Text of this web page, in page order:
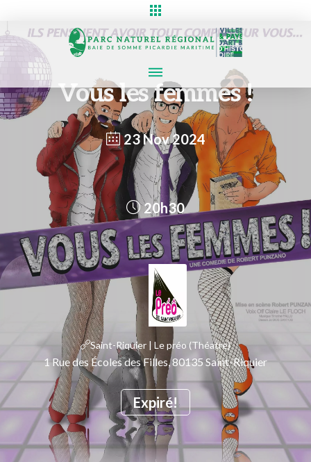
Vous les femmes !
23 Nov 2024
Expiré!
20h30
Saint-Riquier | Le préo (Théatre)
1 Rue des Écoles des Filles, 80135 Saint-Riquier